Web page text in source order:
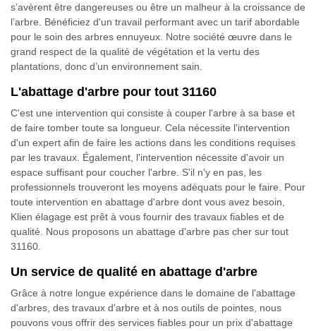
s’avèrent être dangereuses ou être un malheur à la croissance de
l’arbre. Bénéficiez d'un travail performant avec un tarif abordable
pour le soin des arbres ennuyeux. Notre société œuvre dans le
grand respect de la qualité de végétation et la vertu des
plantations, donc d’un environnement sain.
L'abattage d'arbre pour tout 31160
C'est une intervention qui consiste à couper l'arbre à sa base et
de faire tomber toute sa longueur. Cela nécessite l'intervention
d'un expert afin de faire les actions dans les conditions requises
par les travaux. Également, l'intervention nécessite d'avoir un
espace suffisant pour coucher l'arbre. S'il n'y en pas, les
professionnels trouveront les moyens adéquats pour le faire. Pour
toute intervention en abattage d'arbre dont vous avez besoin,
Klien élagage est prêt à vous fournir des travaux fiables et de
qualité. Nous proposons un abattage d'arbre pas cher sur tout
31160.
Un service de qualité en abattage d'arbre
Grâce à notre longue expérience dans le domaine de l'abattage
d'arbres, des travaux d'arbre et à nos outils de pointes, nous
pouvons vous offrir des services fiables pour un prix d'abattage